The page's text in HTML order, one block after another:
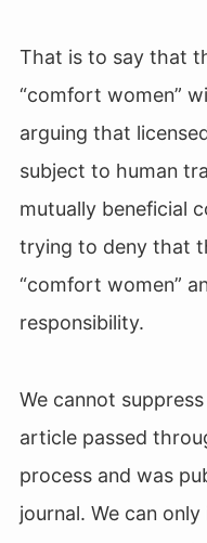
That is to say that
“comfort women”
arguing that
subject to human
mutually beneficial
trying to deny that
“comfort women”
responsibility.
We cannot
article passed
process and was
journal. We can